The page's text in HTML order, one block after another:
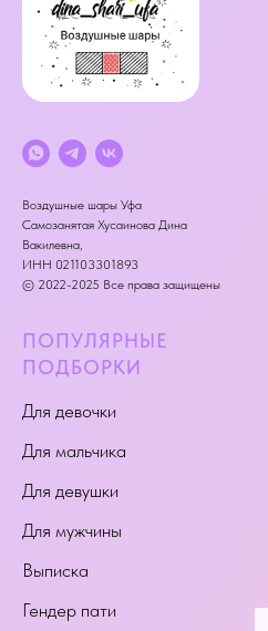
Воздушные шары Уфа
Самозанятая Хусаинова Дина
Вакилевна,
ИНН 021103301893
© 2022-2025 Все права защищены
ПОПУЛЯРНЫЕ
ПОДБОРКИ
Для девочки
Для мальчика
Для девушки
Для мужчины
Выписка
Гендер пати